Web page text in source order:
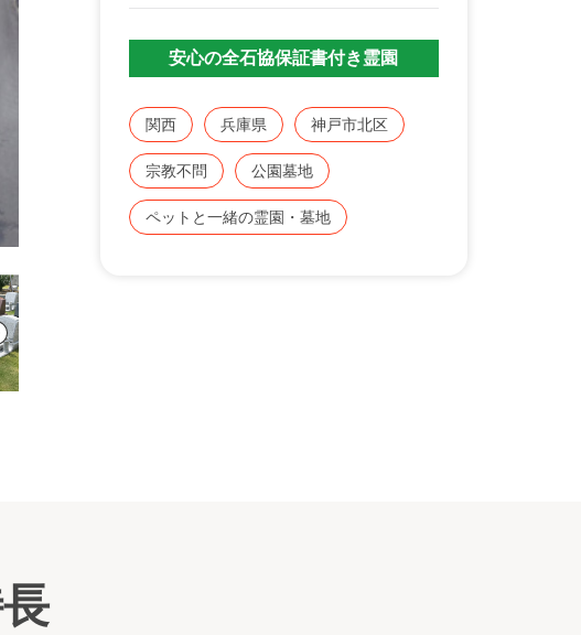
銀杏Ｃ地区。車いすでもお参りしやすいインターロッキング参道の
代供養にいつでも加入ができるので、安心です。
谷上駅・西神中央駅より、毎日運行（水曜
・宗旨宗派不問、先着順でお申し込み可能。
・次世代に負担を残さない『永代供養システ
ム』加入制度有。
・ペットと一緒に入れる『With（ウィズ）
ペット』区画。（関西初）
お墓のお引越し、墓じまいのお見積り無料で
承ります。
安心の全石協保証書付き霊園
関西 兵庫県 神戸市北区
宗教不問 公園墓地
ペットと一緒の霊園・墓地